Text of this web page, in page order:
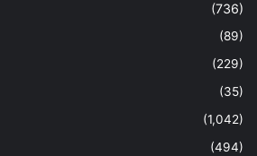
(736)
(89)
(229)
(35)
(1,042)
(494)